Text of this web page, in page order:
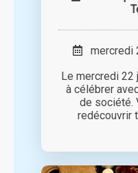
mercredi
Le mercredi 22
à célébrer
de société.
redécouvrir